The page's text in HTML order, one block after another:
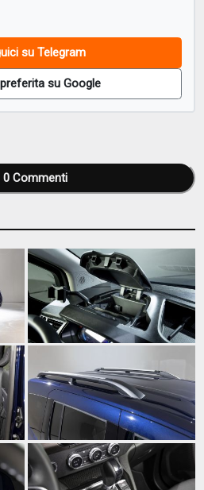
su Telegram
su Google
0Commenti